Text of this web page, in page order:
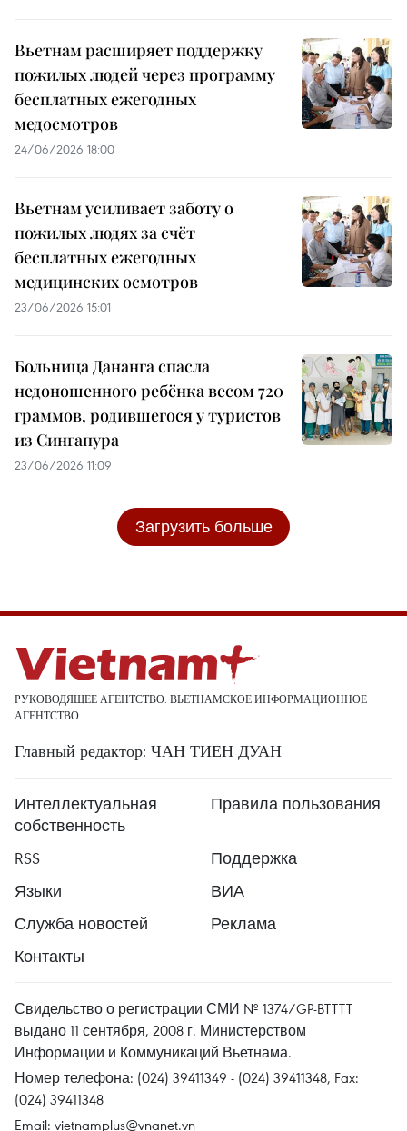
Вьетнам расширяет поддержку
пожилых людей через программу
бесплатных ежегодных
медосмотров
24/06/2026 18:00
Вьетнам усиливает заботу о
пожилых людях за счёт
бесплатных ежегодных
медицинских осмотров
23/06/2026 15:01
Больница Дананга спасла
недоношенного ребёнка весом 720
граммов, родившегося у туристов
из Сингапура
23/06/2026 11:09
Загрузить больше
РУКОВОДЯЩЕЕ АГЕНТСТВО: ВЬЕТНАМСКОЕ ИНФОРМАЦИОННОЕ
АГЕНТСТВО
Главный редактор: ЧАН ТИЕН ДУАН
Интеллектуальная
собственность
Правила пользования
RSS
Поддержка
Языки
ВИА
Служба новостей
Реклама
Контакты
Свидельство о регистрации СМИ № 1374/GP-BTTTT
выдано 11 сентября, 2008 г. Министерством
Информации и Коммуникаций Вьетнама.
Номер телефона: (024) 39411349 - (024) 39411348, Fax:
(024) 39411348
Email: vietnamplus@vnanet.vn